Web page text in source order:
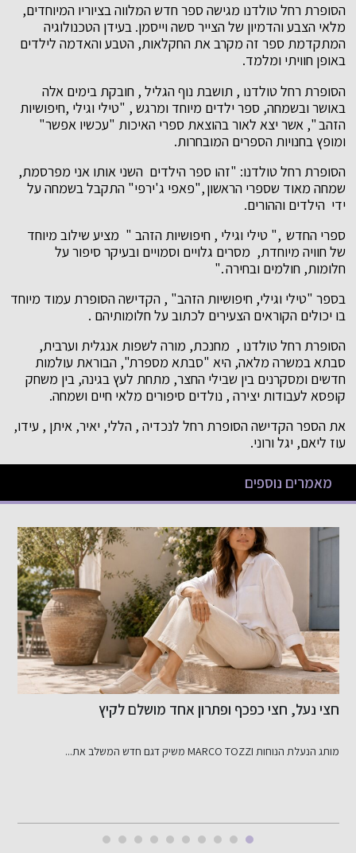
הסופרת רחל טולדנו מגישה ספר חדש המלווה בציוריו המיוחדים,
מלאי הצבע והדמיון של הצייר סשה וייסמן. בעידן הטכנולוגיה
המתקדמת ספר זה מקרב את החקלאות, הטבע והאדמה לילדים
באופן חוויתי ומלמד.
הסופרת רחל טולדנו , תושבת נוף הגליל , חובקת בימים אלה
באושר ובשמחה, ספר ילדים מיוחד ומרגש , "טילי וגילי ,חיפושיות
הזהב ", אשר יצא לאור בהוצאת ספרי האיכות "עכשיו אפשר"
ומופץ בחנויות הספרים המובחרות.
הסופרת רחל טולדנו: "זהו ספר הילדים השני אותו אני מפרסמת,
שמחה מאוד שספרי הראשון ,"פאפי ג'ירפי" התקבל בשמחה על
ידי הילדים וההורים.
ספרי החדש ," טילי וגילי , חיפושיות הזהב " מציע שילוב מיוחד
של חוויה מיוחדת, מסרים גלויים וסמויים ובעיקר סיפור על
חלומות, חולמים ובחירה ."
בספר "טילי וגילי, חיפושיות הזהב" , הקדישה הסופרת עמוד מיוחד
בו יכולים הקוראים הצעירים לכתוב על חלומותיהם .
הסופרת רחל טולדנו , מחנכת, מורה לשפות אנגלית וערבית,
סבתא במשרה מלאה, היא "סבתא מספרת", הבוראת עולמות
חדשים ומסקרנים בין שבילי החצר, מתחת לעץ בגינה, בין משחק
קופסא לעבודות יצירה , נולדים סיפורים מלאי חיים ושמחה.
את הספר הקדישה הסופרת רחל לנכדיה , הללי, יאיר, איתן , עידו,
עוז ליאם, יגל ורוני.
מאמרים נוספים
אחד מושלם לקיץ
כ-800 אלף שקל
סניף העודפים היחיד בישראל יציע